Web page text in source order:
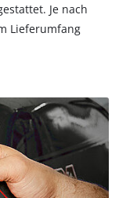
Je nach
Lieferumfang